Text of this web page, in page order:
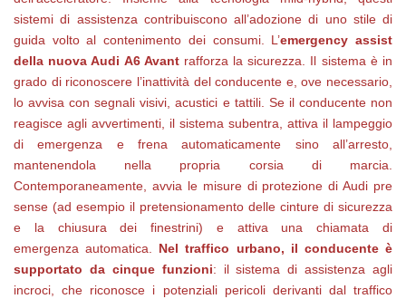
sistemi di assistenza contribuiscono all’adozione di uno stile di
guida volto al contenimento dei consumi. L’emergency assist
della nuova Audi A6 Avantrafforza la sicurezza. Il sistema è in
grado di riconoscere l’inattività del conducente e, ove necessario,
lo avvisa con segnali visivi, acustici e tattili. Se il conducente non
reagisce agli avvertimenti, il sistema subentra, attiva il lampeggio
di emergenza e frena automaticamente sino all’arresto,
mantenendola nella propria corsia di marcia.
Contemporaneamente, avvia le misure di protezione di Audi pre
sense (ad esempio il pretensionamento delle cinture di sicurezza
e la chiusura dei finestrini) e attiva una chiamata di
emergenza automatica. Nel traffico urbano, il conducente è
supportato da cinque funzioni: il sistema di assistenza agli
incroci, che riconosce i potenziali pericoli derivanti dal traffico